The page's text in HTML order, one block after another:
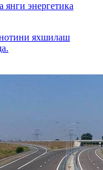
янги энергетика
яхшилаш